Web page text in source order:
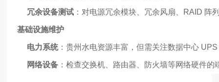
冗余设备测试 ：对电源冗余模块、冗余风扇、RAID 阵
基础设施维护
电力系统：贵州水电资源丰富，但需关注数据中心
网络设备 ：检查交换机、路由器、防火墙等网络硬件